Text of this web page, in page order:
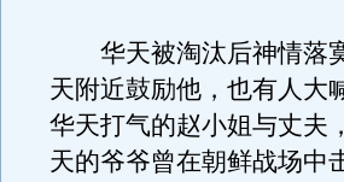
华天被淘汰后神情落
天附近鼓励他，也有人大
华天打气的赵小姐与丈夫
天的爷爷曾在朝鲜战场中